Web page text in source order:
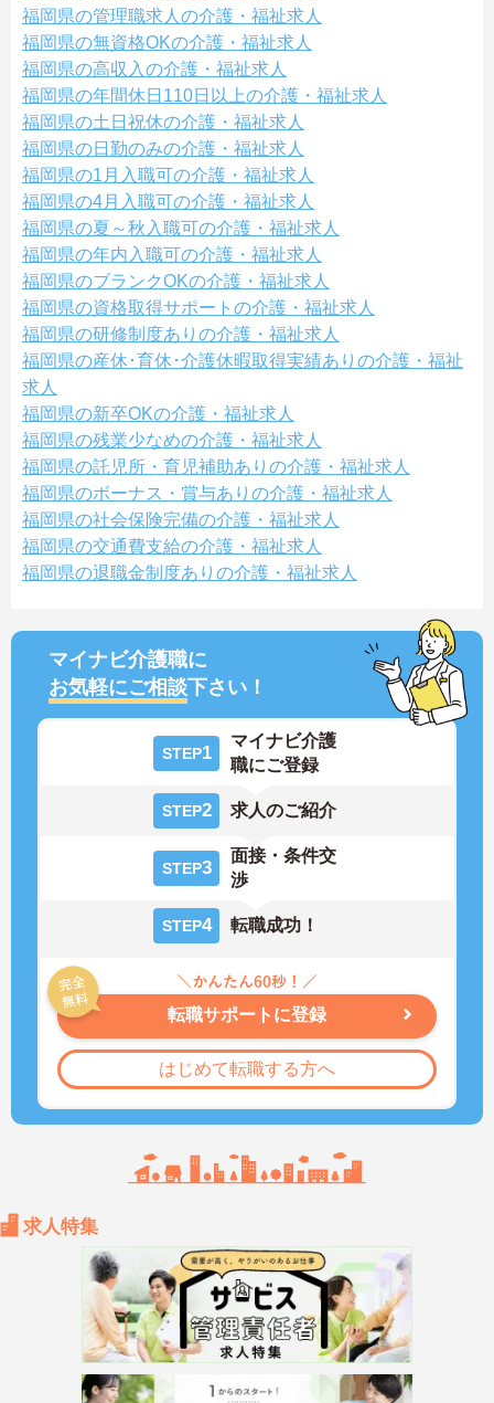
福岡県の管理職求人の介護・福祉求人
福岡県の無資格OKの介護・福祉求人
福岡県の高収入の介護・福祉求人
福岡県の年間休日110日以上の介護・福祉求人
福岡県の土日祝休の介護・福祉求人
福岡県の日勤のみの介護・福祉求人
福岡県の1月入職可の介護・福祉求人
福岡県の4月入職可の介護・福祉求人
福岡県の夏～秋入職可の介護・福祉求人
福岡県の年内入職可の介護・福祉求人
福岡県のブランクOKの介護・福祉求人
福岡県の資格取得サポートの介護・福祉求人
福岡県の研修制度ありの介護・福祉求人
福岡県の産休･育休･介護休暇取得実績ありの介護・福祉
求人
福岡県の新卒OKの介護・福祉求人
福岡県の残業少なめの介護・福祉求人
福岡県の託児所・育児補助ありの介護・福祉求人
福岡県のボーナス・賞与ありの介護・福祉求人
福岡県の社会保険完備の介護・福祉求人
福岡県の交通費支給の介護・福祉求人
福岡県の退職金制度ありの介護・福祉求人
マイナビ介護職に
お気軽にご相談下さい！
STEP1
マイナビ介護
職にご登録
STEP2 求人のご紹介
STEP3
面接・条件交
渉
STEP4 転職成功！
転職サポートに登録
はじめて転職する方へ
求人特集